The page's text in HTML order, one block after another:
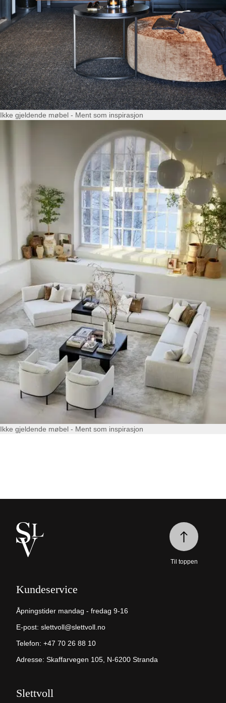
Ikke gjeldende møbel - Ment som inspirasjon
Ikke gjeldende møbel - Ment som inspirasjon
Kundeservice
Åpningstider mandag - fredag 9-16
E-post: slettvoll@slettvoll.no
Telefon: +47 70 26 88 10
Adresse: Skaffarvegen 105, N-6200 Stranda
Slettvoll
Til toppen